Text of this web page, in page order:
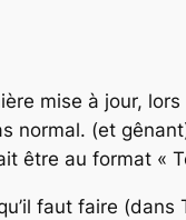
mise à jour,
normal. (et
être au format «
faut faire (dans